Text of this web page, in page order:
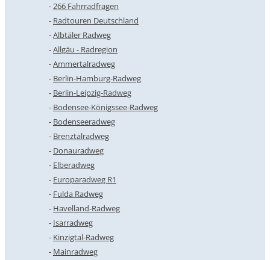
266 Fahrradfragen
Radtouren Deutschland
Albtäler Radweg
Allgäu - Radregion
Ammertalradweg
Berlin-Hamburg-Radweg
Berlin-Leipzig-Radweg
Bodensee-Königssee-Radweg
Bodenseeradweg
Brenztalradweg
Donauradweg
Elberadweg
Europaradweg R1
Fulda Radweg
Havelland-Radweg
Isarradweg
Kinzigtal-Radweg
Mainradweg